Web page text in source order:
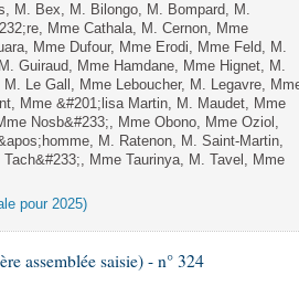
M. Bex, M. Bilongo, M. Bompard, M.
Mme Cathala, M. Cernon, Mme
Mme Dufour, Mme Erodi, Mme Feld, M.
Guiraud, Mme Hamdane, Mme Hignet, M.
Le Gall, Mme Leboucher, M. Legavre,
Mme &#201;lisa Martin, M. Maudet, Mme
Nosb&#233;, Mme Obono, Mme Oziol,
M. Ratenon, M. Saint-Martin,
Mme Taurinya, M. Tavel, Mme
pour 2025)
assemblée saisie) - n° 324